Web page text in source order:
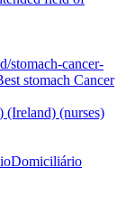
stomach-cancer-
stomach Cancer
(Ireland) (nurses)